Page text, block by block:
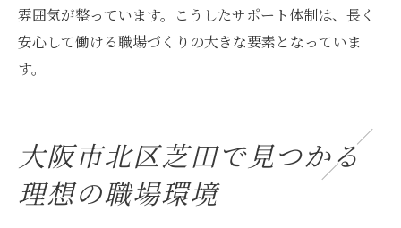
雰囲気が整っています。こうしたサポート体制は、長く
安心して働ける職場づくりの大きな要素となっていま
す。
大阪市北区芝田で見つかる
理想の職場環境